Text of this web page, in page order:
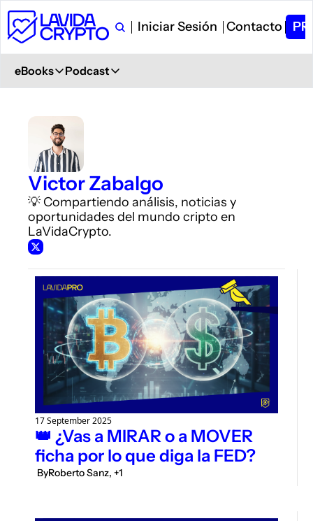
Iniciar Sesión Contacto
eBooks
eBooks
Curso de Trading
PDF explicativo
Podcast
Podcast
iVoox
Description
Amazon Podcast
Description
YouTube Music
Description
Podimo
Description
Victor Zabalgo
💡 Compartiendo análisis, noticias y
oportunidades del mundo cripto en
LaVidaCrypto.
17 September 2025
👑 ¿Vas a MIRAR o a MOVER
ficha por lo que diga la FED?
ByRoberto Sanz, +1